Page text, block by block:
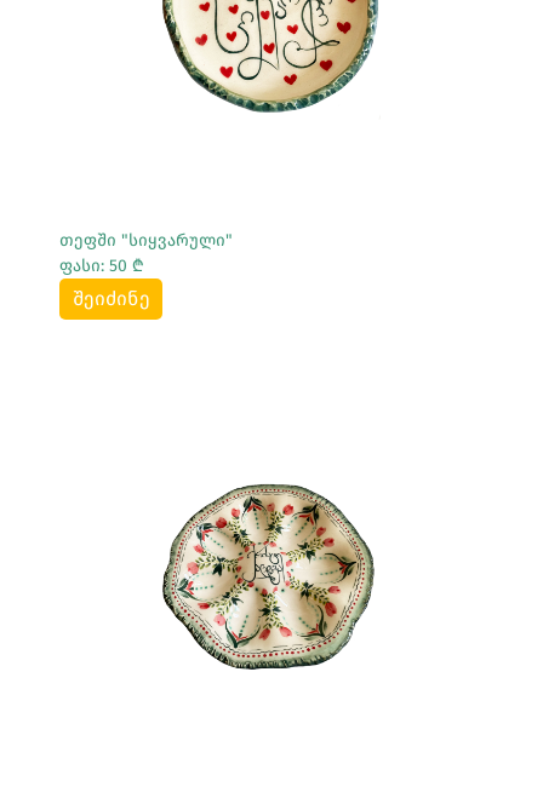
თეფში "სიყვარული"
ფასი: 50 ₾
შეიძინე
Სრულად Ნახვა